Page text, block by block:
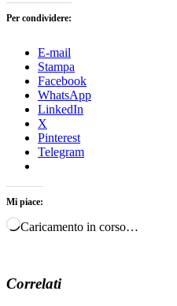
Per condividere:
E-mail
Stampa
Facebook
WhatsApp
LinkedIn
X
Pinterest
Telegram
Mi piace:
Caricamento in corso…
Correlati